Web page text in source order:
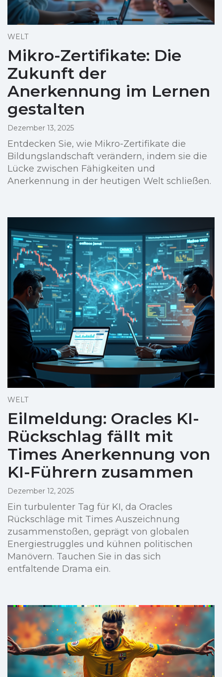
WELT
Mikro-Zertifikate: Die
Zukunft der
Anerkennung im Lernen
gestalten
Dezember 13, 2025
Entdecken Sie, wie Mikro-Zertifikate die
Bildungslandschaft verändern, indem sie die
Lücke zwischen Fähigkeiten und
Anerkennung in der heutigen Welt schließen.
WELT
Eilmeldung: Oracles KI-
Rückschlag fällt mit
Times Anerkennung von
KI-Führern zusammen
Dezember 12, 2025
Ein turbulenter Tag für KI, da Oracles
Rückschläge mit Times Auszeichnung
zusammenstoßen, geprägt von globalen
Energiestruggles und kühnen politischen
Manövern. Tauchen Sie in das sich
entfaltende Drama ein.